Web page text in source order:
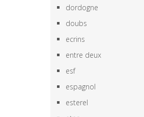
dordogne
doubs
ecrins
entre deux
esf
espagnol
esterel